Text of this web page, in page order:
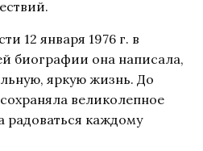
12 января 1976 г. в
биографии она написала,
яркую жизнь. До
великолепное
радоваться каждому